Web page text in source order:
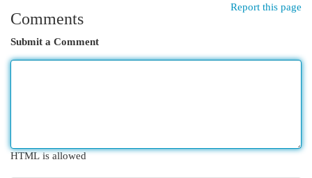
Report this page
Comments
Submit a Comment
HTML is allowed